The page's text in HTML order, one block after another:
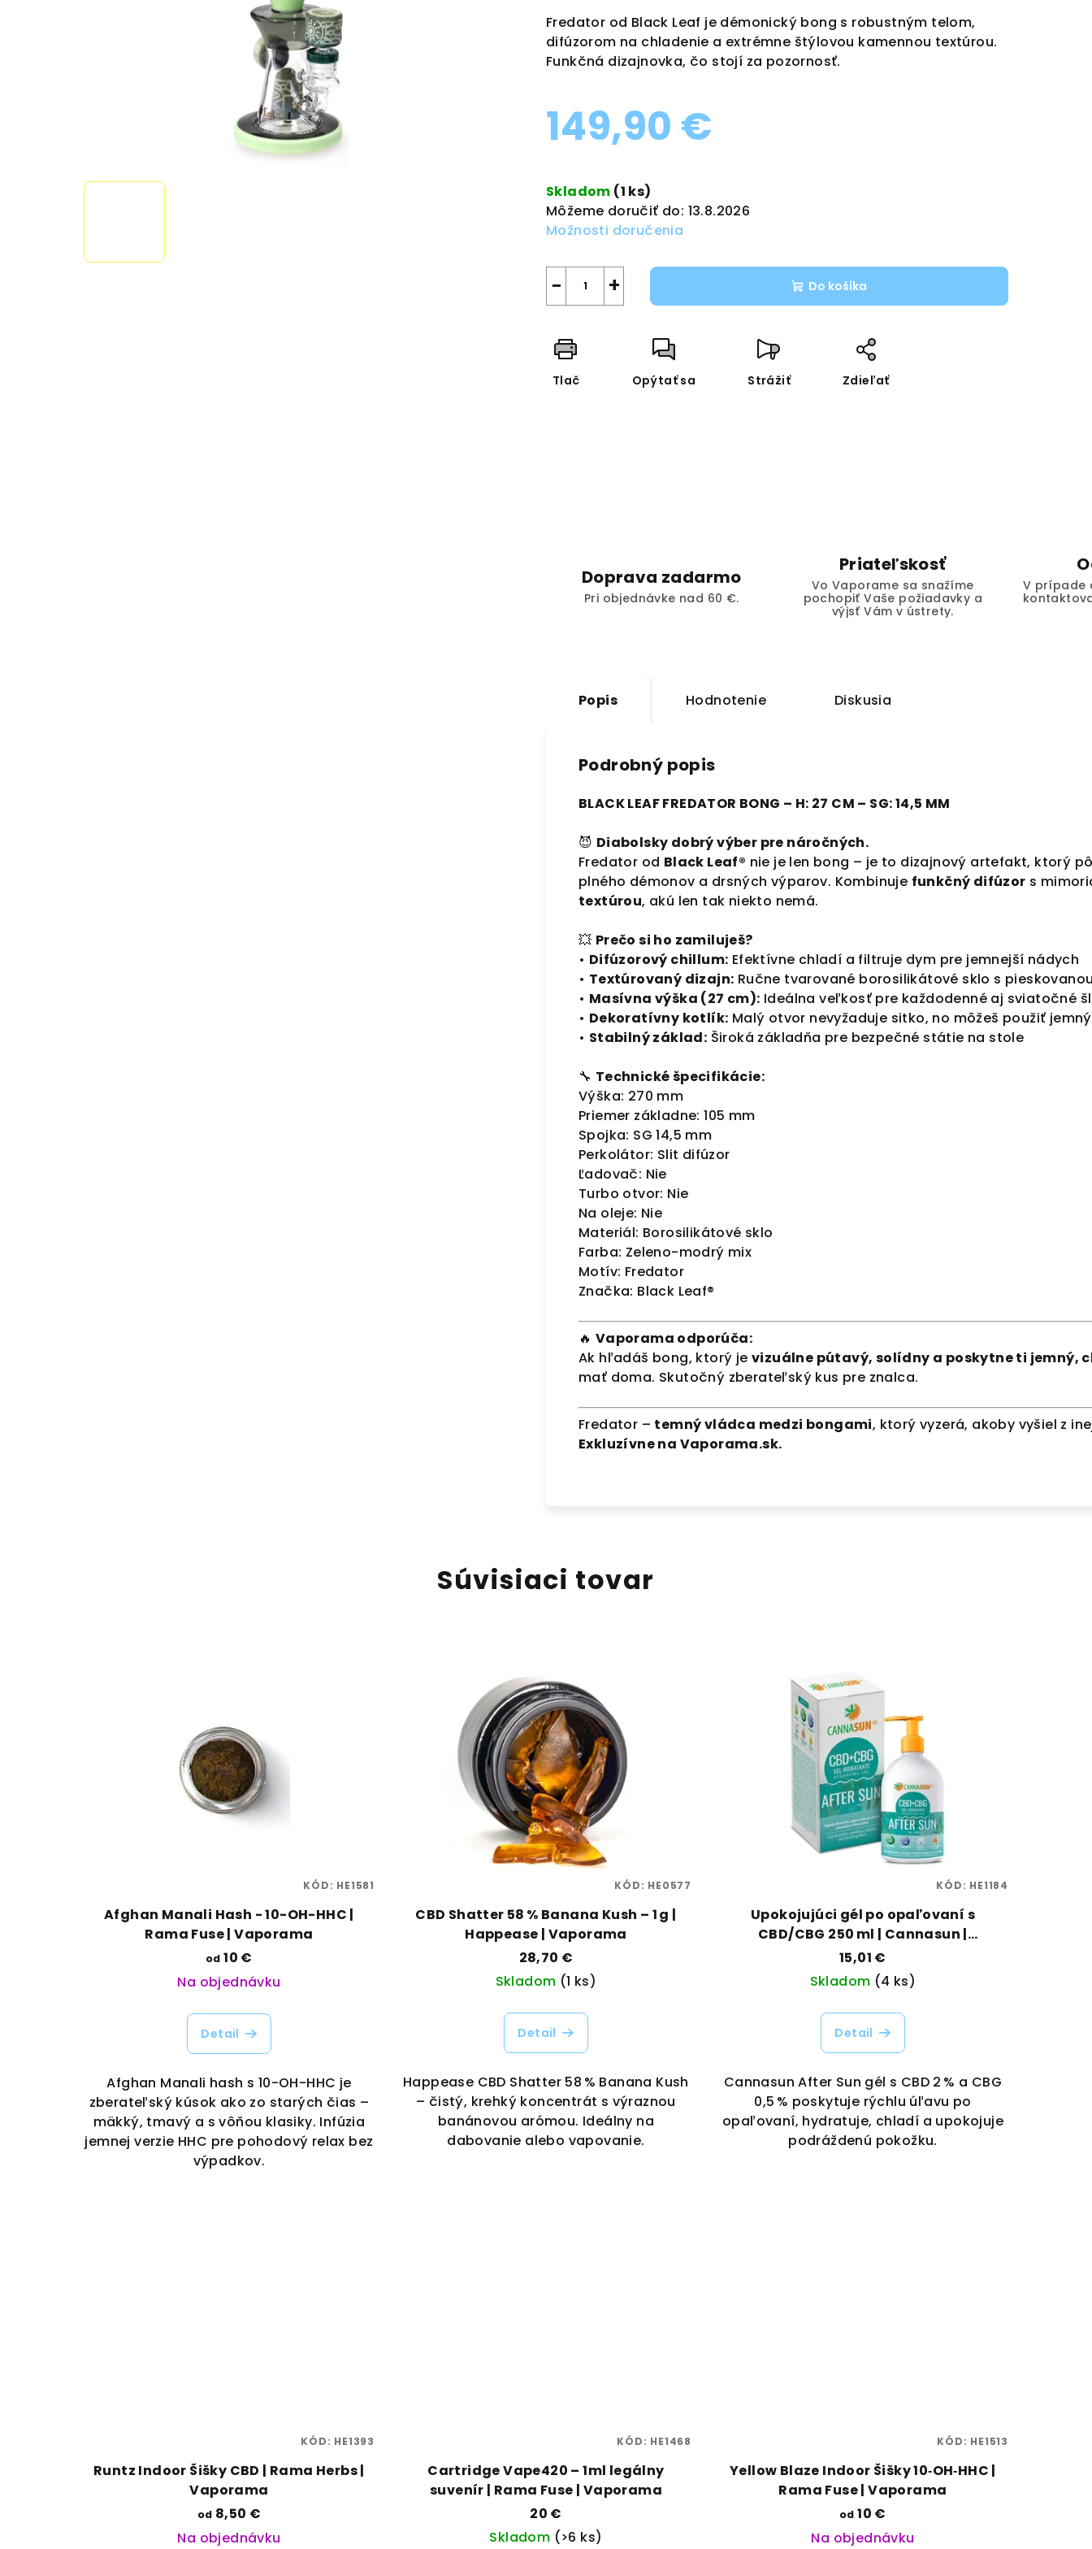
produktu
je
0,0
hviezdičiek.
Fredator od Black Leaf je démonický bong s robustným telom,
difúzorom na chladenie a extrémne štýlovou kamennou textúrou.
Funkčná dizajnovka, čo stojí za pozornosť.
149,90 €
cena:
Skladom (1 ks)
Môžeme doručiť do: 13.8.2026
Možnosti doručenia
+
− Do košíka
Tlač Opýtať sa Strážiť Zdieľať
Doprava zadarmo
Pri objednávke nad 60 €.
Priateľskosť
Vo Vaporame sa snažíme
pochopiť Vaše požiadavky a
výjsť Vám v ústrety.
V prípade
Popis Hodnotenie Diskusia
Podrobný popis
BLACK LEAF FREDATOR BONG – H: 27 CM – SG: 14,5 MM
😈 Diabolsky dobrý výber pre náročných.
Fredator od Black Leaf® nie je len bong – je to dizajnový artefakt, ktorý
plného démonov a drsných výparov. Kombinuje funkčný difúzor s
textúrou, akú len tak niekto nemá.
💥 Prečo si ho zamiluješ?
• Difúzorový chillum: Efektívne chladí a filtruje dym pre jemnejší nádych
• Textúrovaný dizajn: Ručne tvarované borosilikátové sklo s
• Masívna výška (27 cm): Ideálna veľkosť pre každodenné aj sviatočné
• Dekoratívny kotlík: Malý otvor nevyžaduje sitko, no môžeš použiť
• Stabilný základ: Široká základňa pre bezpečné státie na stole
🔧 Technické špecifikácie:
Výška: 270 mm
Priemer základne: 105 mm
Spojka: SG 14,5 mm
Perkolátor: Slit difúzor
Ľadovač: Nie
Turbo otvor: Nie
Na oleje: Nie
Materiál: Borosilikátové sklo
Farba: Zeleno-modrý mix
Motív: Fredator
Značka: Black Leaf®
🔥 Vaporama odporúča:
Ak hľadáš bong, ktorý je vizuálne pútavý, solídny a poskytne ti jemný,
mať doma. Skutočný zberateľský kus pre znalca.
Fredator – temný vládca medzi bongami, ktorý vyzerá, akoby vyšiel z
Exkluzívne na Vaporama.sk.
Súvisiaci tovar
Afghan Manali Hash - 10-OH-HHC |
Rama Fuse | Vaporama
od 10 €
Na objednávku
Detail
Afghan Manali hash s 10-OH-HHC je
zberateľský kúsok ako zo starých čias –
mäkký, tmavý a s vôňou klasiky. Infúzia
jemnej verzie HHC pre pohodový relax bez
výpadkov.
KÓD: HE1581
CBD Shatter 58 % Banana Kush – 1 g |
Happease | Vaporama
28,70 €
Skladom (1 ks)
Detail
Happease CBD Shatter 58 % Banana Kush
– čistý, krehký koncentrát s výraznou
banánovou arómou. Ideálny na
dabovanie alebo vapovanie.
KÓD: HE0577
Upokojujúci gél po opaľovaní s
CBD/CBG 250 ml | Cannasun |
Vaporama
15,01 €
Skladom (4 ks)
Detail
Cannasun After Sun gél s CBD 2 % a CBG
0,5 % poskytuje rýchlu úľavu po
opaľovaní, hydratuje, chladí a upokojuje
podráždenú pokožku.
KÓD: HE1184
Runtz Indoor Šišky CBD | Rama Herbs |
Vaporama
od 8,50 €
Na objednávku
KÓD: HE1393
Cartridge Vape420 – 1ml legálny
suvenír | Rama Fuse | Vaporama
20 €
Skladom (>6 ks)
KÓD: HE1468
Yellow Blaze Indoor Šišky 10‑OH‑HHC |
Rama Fuse | Vaporama
od 10 €
Na objednávku
KÓD: HE1513